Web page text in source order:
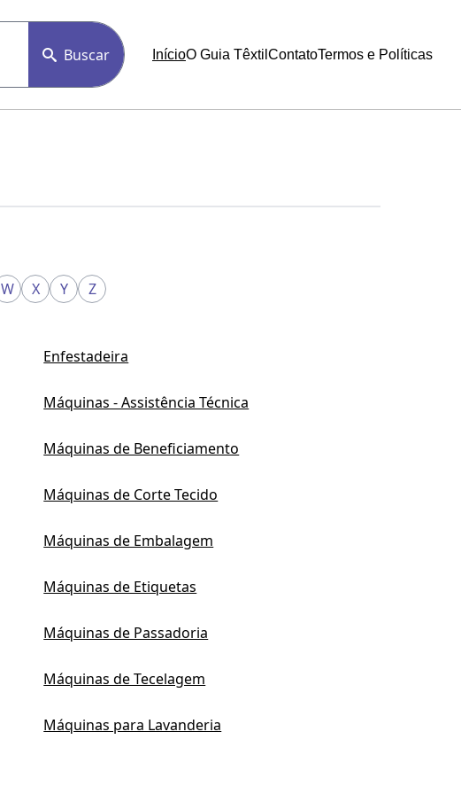
Buscar
InícioO Guia Têxtil ContatoTermos e Políticas
W X Y Z
Enfestadeira
Máquinas - Assistência Técnica
Máquinas de Beneficiamento
Máquinas de Corte Tecido
Máquinas de Embalagem
Máquinas de Etiquetas
Máquinas de Passadoria
Máquinas de Tecelagem
Máquinas para Lavanderia